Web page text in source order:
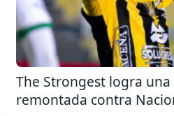
The Strongest logra una
remontada contra